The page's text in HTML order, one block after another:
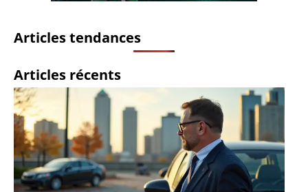
Articles tendances
Articles récents